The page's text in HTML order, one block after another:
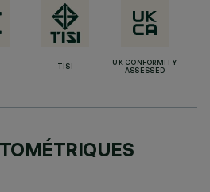
TISI
UK CONFORMITY
ASSESSED